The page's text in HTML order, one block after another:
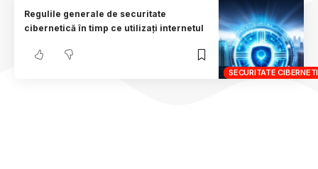
SECURITATE
Regulile generale de securitate
cibernetică în timp ce utilizați internetul